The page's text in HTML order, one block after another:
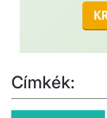
Címkék: